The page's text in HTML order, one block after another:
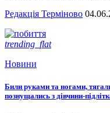
Редакція Терміново
trending_flat
Новини
Били руками та ногами,
познущались з дівчини-